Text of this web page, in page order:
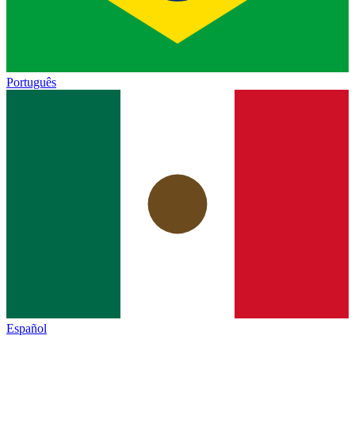
Português
Español